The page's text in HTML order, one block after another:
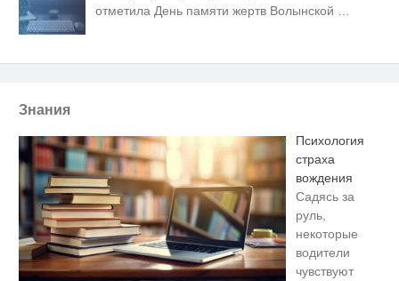
отметила День памяти жертв Волынской
Знания
Психология
страха
вождения
Садясь за
руль,
некоторые
водители
чувствуют